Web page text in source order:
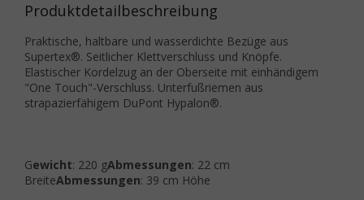
Produktdetailbeschreibung
Praktische, haltbare und wasserdichte Bezüge aus
Supertex®. Seitlicher Klettverschluss und Knöpfe.
Elastischer Kordelzug an der Oberseite mit einhändigem
"One Touch"-Verschluss. Unterfußriemen aus
strapazierfähigem DuPont Hypalon®.
Gewicht: 220 gAbmessungen: 22 cm
BreiteAbmessungen: 39 cm Höhe